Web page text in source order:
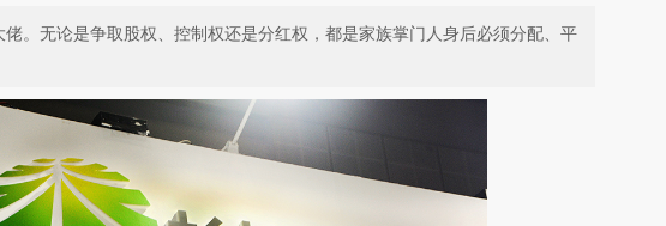
。无论是争取股权、控制权还是分红权，都是家族掌门人身后必须分配、平